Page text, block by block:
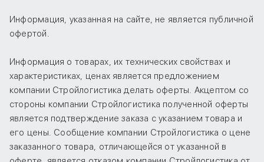
Информация, указанная на сайте, не является публичной
офертой.
Информация о товарах, их технических свойствах и
характеристиках, ценах является предложением
компании Стройлогистика делать оферты. Акцептом со
стороны компании Стройлогистика полученной оферты
является подтверждение заказа с указанием товара и
его цены. Сообщение компании Стройлогистика о цене
заказанного товара, отличающейся от указанной в